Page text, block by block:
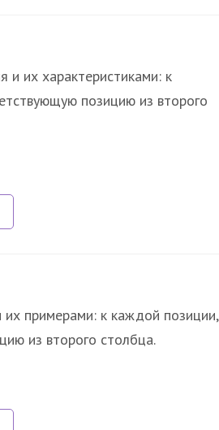
и их характеристиками: к
позицию из второго
примерами: к каждой позиции,
из второго столбца.